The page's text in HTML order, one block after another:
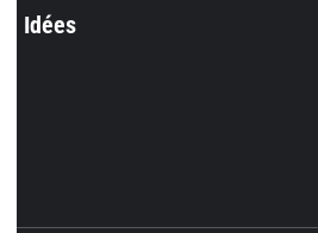
Idées